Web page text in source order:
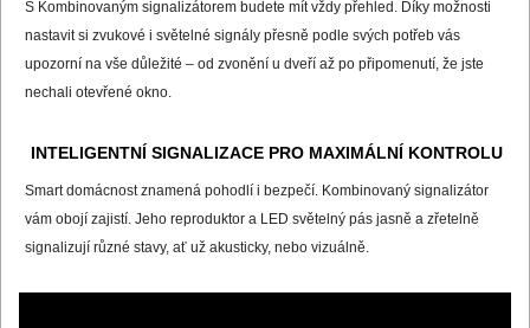
S Kombinovaným signalizátorem budete mít vždy přehled. Díky možnosti
nastavit si zvukové i světelné signály přesně podle svých potřeb vás
upozorní na vše důležité – od zvonění u dveří až po připomenutí, že jste
nechali otevřené okno.
INTELIGENTNÍ SIGNALIZACE PRO MAXIMÁLNÍ KONTROLU
Smart domácnost znamená pohodlí i bezpečí. Kombinovaný signalizátor
vám obojí zajistí. Jeho reproduktor a LED světelný pás jasně a zřetelně
signalizují různé stavy, ať už akusticky, nebo vizuálně.